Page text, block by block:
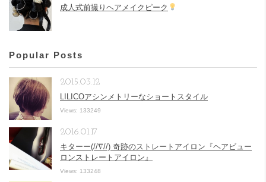
成人式前撮りヘアメイクピーク
Popular Posts
LILICOアシンメトリーなショートスタイル
2015.03.12
Views: 133249
キターー(//∇//) 奇跡のストレートアイロン『ヘアビュー
ロンストレートアイロン』
2016.01.17
Views: 133248